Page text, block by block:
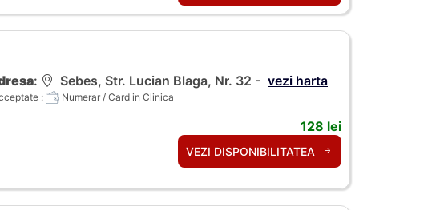
: Sebes, Str. Lucian Blaga, Nr. 32 - vezi harta
: Numerar / Card in Clinica
128 lei
VEZI DISPONIBILITATEA